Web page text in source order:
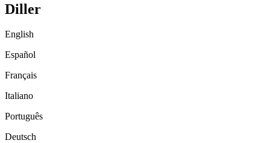
Diller
English
Español
Français
Italiano
Português
Deutsch